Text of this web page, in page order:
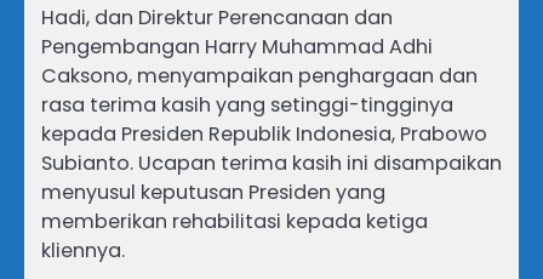
Hadi, dan Direktur Perencanaan dan
Pengembangan Harry Muhammad Adhi
Caksono, menyampaikan penghargaan dan
rasa terima kasih yang setinggi-tingginya
kepada Presiden Republik Indonesia, Prabowo
Subianto. Ucapan terima kasih ini disampaikan
menyusul keputusan Presiden yang
memberikan rehabilitasi kepada ketiga
kliennya.